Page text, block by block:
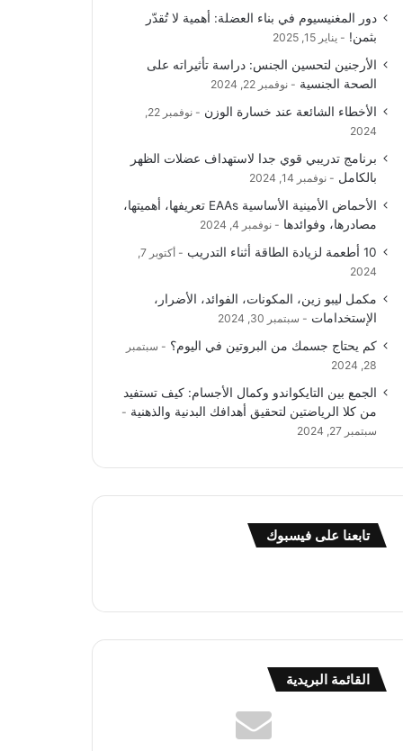
ك
u
b
e
ر
ا
ل
م
ع
R
دور المغنيسيوم في بناء العضلة: أهمية لا تُقدّر
بثمن!
يناير 15, 2025
الأرجنين لتحسين الجنس: دراسة تأثيراته على
الصحة الجنسية
نوفمبر 22, 2024
الأخطاء الشائعة عند خسارة الوزن
نوفمبر 22,
2024
برنامج تدريبي قوي جدا لاستهداف عضلات الظهر
بالكامل
نوفمبر 14, 2024
الأحماض الأمينية الأساسية EAAs تعريفها، أهميتها،
مصادرها، وفوائدها
نوفمبر 4, 2024
10 أطعمة لزيادة الطاقة أثناء التدريب
أكتوبر 7,
2024
مكمل ليبو زين، المكونات، الفوائد، الأضرار،
الإستخدامات
سبتمبر 30, 2024
كم يحتاج جسمك من البروتين في اليوم؟
سبتمبر
28, 2024
الجمع بين التايكواندو وكمال الأجسام: كيف تستفيد
من كلا الرياضتين لتحقيق أهدافك البدنية والذهنية
سبتمبر 27, 2024
تابعنا على فيسبوك
القائمة البريدية